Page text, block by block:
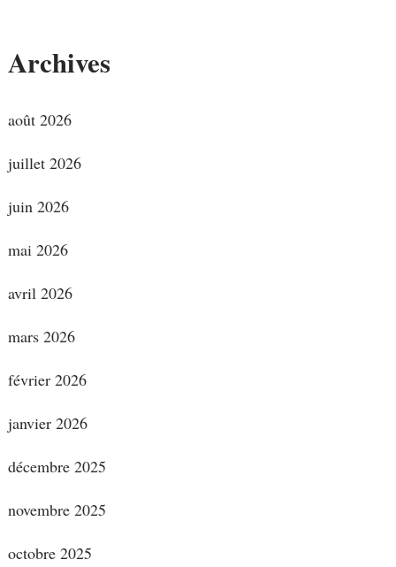
Archives
août 2026
juillet 2026
juin 2026
mai 2026
avril 2026
mars 2026
février 2026
janvier 2026
décembre 2025
novembre 2025
octobre 2025